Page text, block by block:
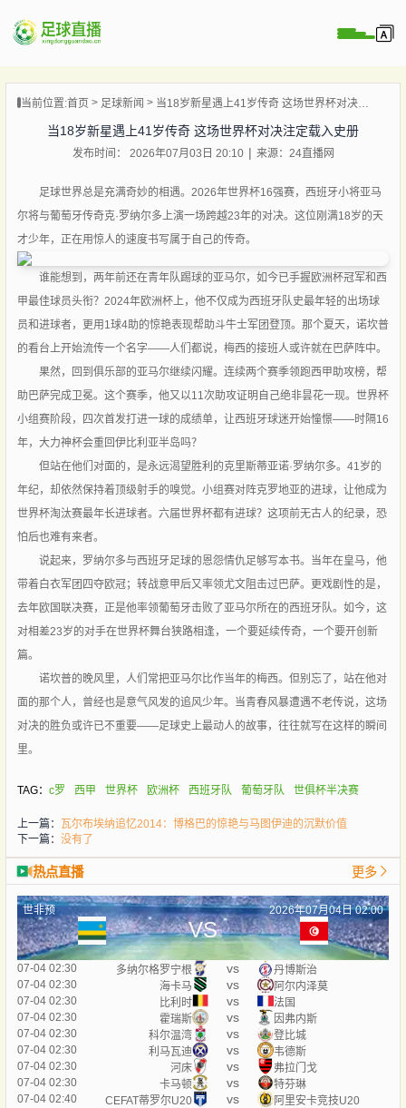
播当前位置:首页 足球新闻 当18岁新星遇上41岁传奇 这场世界杯对决注定载入史册
当18岁新星遇上41岁传奇 这场世界杯对决注定载入史册
发布时间： 2026年07月03日 20:10 来源：24直播网
足球世界总是充满奇妙的相遇。2026年世界杯16强赛，西班牙小将亚马
尔将与葡萄牙传奇克·罗纳尔多上演一场跨越23年的对决。这位刚满18岁的天
才少年，正在用惊人的速度书写属于自己的传奇。
谁能想到，两年前还在青年队踢球的亚马尔，如今已手握欧洲杯冠军和西
甲最佳球员头衔？2024年欧洲杯上，他不仅成为西班牙队史最年轻的出场球
员和进球者，更用1球4助的惊艳表现帮助斗牛士军团登顶。那个夏天，诺坎普
的看台上开始流传一个名字——人们都说，梅西的接班人或许就在巴萨阵中。
果然，回到俱乐部的亚马尔继续闪耀。连续两个赛季领跑西甲助攻榜，帮
助巴萨完成卫冕。这个赛季，他又以11次助攻证明自己绝非昙花一现。世界杯
小组赛阶段，四次首发打进一球的成绩单，让西班牙球迷开始憧憬——时隔16
年，大力神杯会重回伊比利亚半岛吗？
但站在他们对面的，是永远渴望胜利的克里斯蒂亚诺·罗纳尔多。41岁的
年纪，却依然保持着顶级射手的嗅觉。小组赛对阵克罗地亚的进球，让他成为
世界杯淘汰赛最年长进球者。六届世界杯都有进球？这项前无古人的纪录，恐
怕后也难有来者。
说起来，罗纳尔多与西班牙足球的恩怨情仇足够写本书。当年在皇马，他
带着白衣军团四夺欧冠；转战意甲后又率领尤文阻击过巴萨。更戏剧性的是，
去年欧国联决赛，正是他率领葡萄牙击败了亚马尔所在的西班牙队。如今，这
对相差23岁的对手在世界杯舞台狭路相逢，一个要延续传奇，一个要开创新
篇。
诺坎普的晚风里，人们常把亚马尔比作当年的梅西。但别忘了，站在他对
面的那个人，曾经也是意气风发的追风少年。当青春风暴遭遇不老传说，这场
对决的胜负或许已不重要——足球史上最动人的故事，往往就写在这样的瞬间
里。
TAG： c罗 西甲 世界杯 欧洲杯 西班牙队 葡萄牙队 世俱杯半决赛
上一篇：
瓦尔布埃纳追忆2014：博格巴的惊艳与马图伊迪的沉默价值
下一篇： 没有了
热点直播 更多
世非预 2026年07月04日 02:00
VS
07-04 02:30 多纳尔格罗宁根 vs
丹博斯治
07-04 02:30
海卡马 vs
阿尔内泽莫
07-04 02:30
比利时 vs
法国
07-04 02:30
霍瑞斯 vs
因弗内斯
07-04 02:30
科尔温湾 vs
登比城
07-04 02:30
利马瓦迪 vs
韦德斯
07-04 02:30
河床 vs
弗拉门戈
07-04 02:30
卡马顿 vs
特芬琳
07-04 02:40
CEFAT蒂罗尔U20 vs 阿里安卡竞技U20